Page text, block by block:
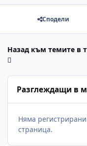
Сподели
Назад към темите в
Разглеждащи в
Няма
страница.